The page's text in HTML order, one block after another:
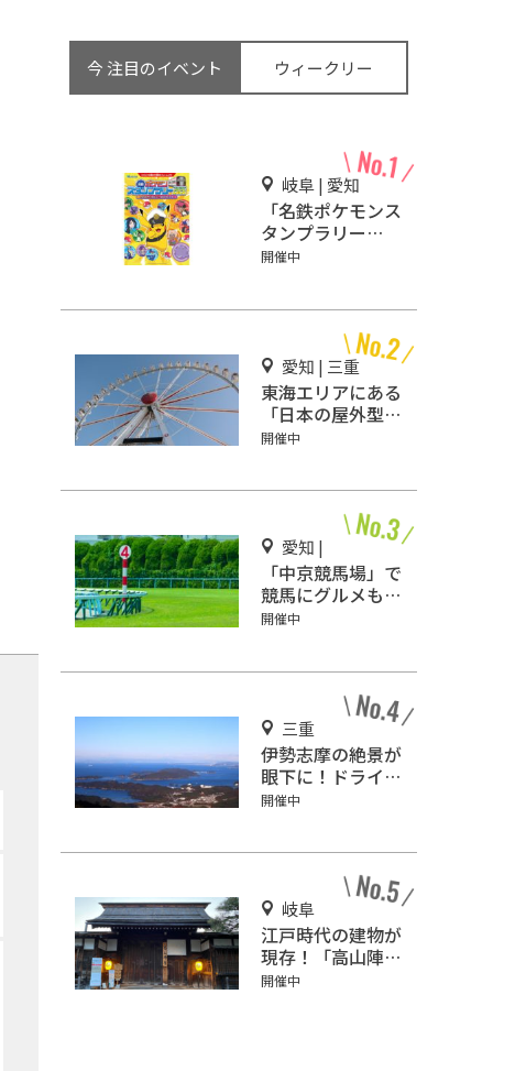
今 注目のイベント ウィークリー
岐阜 | 愛知
「名鉄ポケモンス
タンプラリー
2026」開催
開催中
愛知 | 三重
東海エリアにある
「日本の屋外型テ
ーマパーク敷地面
開催中
愛知 |
「中京競馬場」で
競馬にグルメも満
喫しよう！
開催中
三重
伊勢志摩の絶景が
眼下に！ドライブ
しながら観光もで
開催中
岐阜
江戸時代の建物が
現存！「高山陣
屋」で飛騨と幕府
開催中